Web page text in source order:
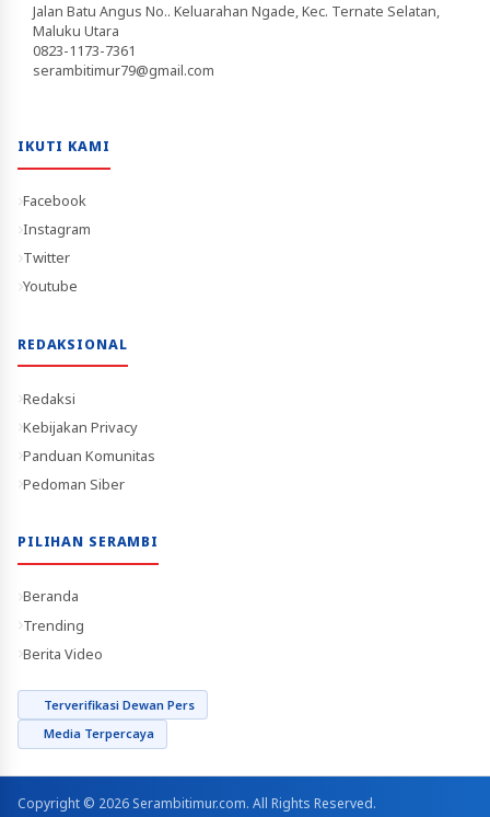
Jalan Batu Angus No.. Keluarahan Ngade, Kec. Ternate Selatan,
Maluku Utara
0823-1173-7361
serambitimur79@gmail.com
IKUTI KAMI
Facebook
Instagram
Twitter
Youtube
REDAKSIONAL
Redaksi
Kebijakan Privacy
Panduan Komunitas
Pedoman Siber
PILIHAN SERAMBI
Beranda
Trending
Berita Video
Terverifikasi Dewan Pers
Media Terpercaya
Copyright © 2026 Serambitimur.com. All Rights Reserved.